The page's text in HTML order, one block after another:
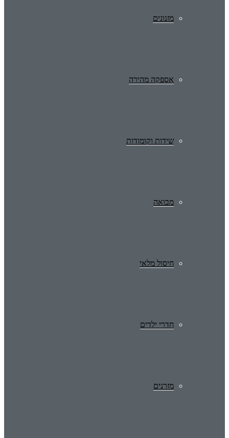
מזנונים
אספקה מהירה
שידות וקומודות
מבואה
חיסול מלאי
חדרי ילדים
מזרנים